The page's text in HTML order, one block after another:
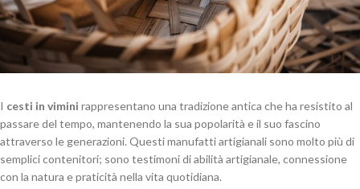
I cesti in vimini rappresentano una tradizione antica che ha resistito al
passare del tempo, mantenendo la sua popolarità e il suo fascino
attraverso le generazioni. Questi manufatti artigianali sono molto più di
semplici contenitori; sono testimoni di abilità artigianale, connessione
con la natura e praticità nella vita quotidiana.